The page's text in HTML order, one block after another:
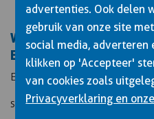
WELKE AANVULLENDE
EEN BETERE
Een ADR-certificaat voor het
stoffen is een waardevolle
advertenties. Ook delen
gebruik van onze site
social media, adverteren
klikken op 'Accepteer'
van cookies zoals
Privacyverklaring en